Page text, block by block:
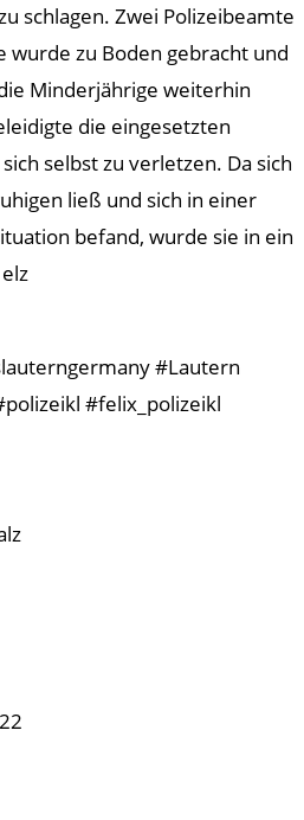
schlagen. Zwei Polizeibeamte
wurde zu Boden gebracht und
Minderjährige weiterhin
die eingesetzten
selbst zu verletzen. Da sich
ließ und sich in einer
befand, wurde sie in ein
#Lautern
#felix_polizeikl